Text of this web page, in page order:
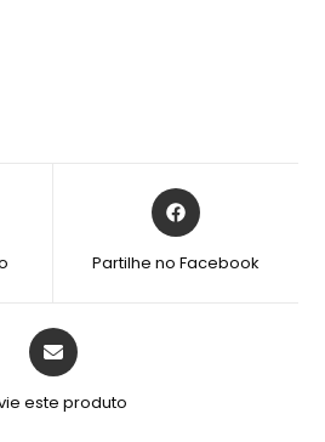
Partilhe no Facebook
este produto